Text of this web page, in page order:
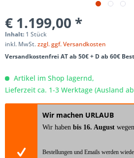
€ 1.199,00 *
Inhalt: 1 Stück
inkl. MwSt.zzgl. ggf. Versandkosten
Versandkostenfrei AT ab 50€ + D ab 60€
Artikel im Shop lagernd,
Lieferzeit ca. 1-3 Werktage (Ausland
Wir machen URLAUB
Wir haben bis 16. August
Bestellungen und Emails werden